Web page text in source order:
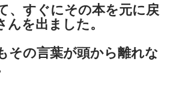
、すぐにその本を元に戻
んを出ました。
その言葉が頭から離れな